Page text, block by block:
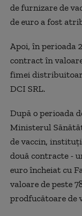
de furnizare de
de euro a fost
Apoi, în perioada
contract în
fimei
DCI SRL.
După o perioada
Ministerul
de vaccin,
două contracte -
euro încheiat cu
valoare de peste
prodfucătoare de